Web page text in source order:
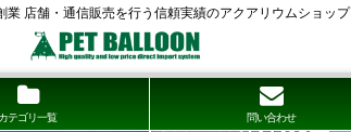
業 店舗・通信販売を行う信頼実績のアクアリウムショップ
カテゴリ一覧 問い合わせ